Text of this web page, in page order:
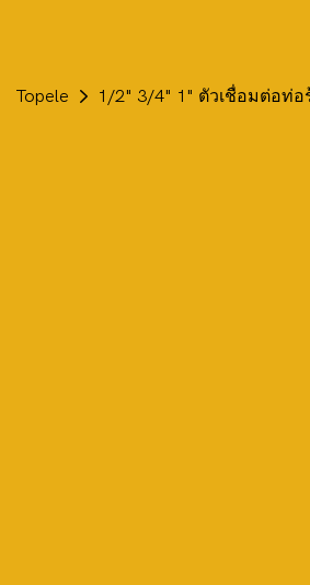
Topele 1/2" 3/4" 1" ตัวเชื่อมต่อท่